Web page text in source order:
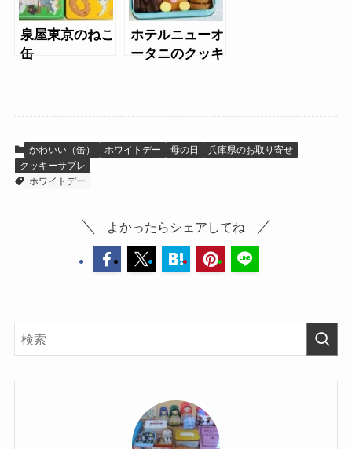
泉屋東京のねこ
缶
ホテルニューオ
ータニのクッキ
かわいい（缶） ホワイトデー 母の日
兵庫県のお取り寄せ
クッキーサブレ
ホワイトデー
よかったらシェアしてね